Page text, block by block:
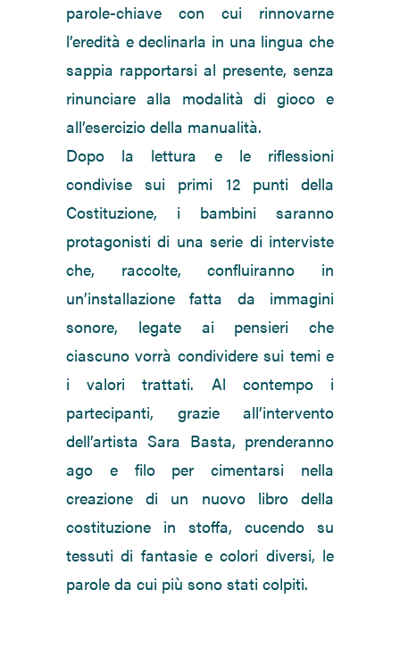
parole-chiave con cui rinnovarne
l’eredità e declinarla in una lingua che
sappia rapportarsi al presente, senza
rinunciare alla modalità di gioco e
all’esercizio della manualità.
Dopo la lettura e le riflessioni
condivise sui primi 12 punti della
Costituzione, i bambini saranno
protagonisti di una serie di interviste
che, raccolte, confluiranno in
un’installazione fatta da immagini
sonore, legate ai pensieri che
ciascuno vorrà condividere sui temi e
i valori trattati. Al contempo i
partecipanti, grazie all’intervento
dell’artista Sara Basta, prenderanno
ago e filo per cimentarsi nella
creazione di un nuovo libro della
costituzione in stoffa, cucendo su
tessuti di fantasie e colori diversi, le
parole da cui più sono stati colpiti.